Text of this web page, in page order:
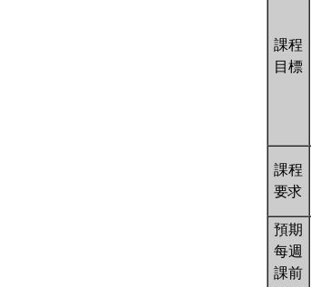
課程
目標
課程
要求
預期
每週
課前